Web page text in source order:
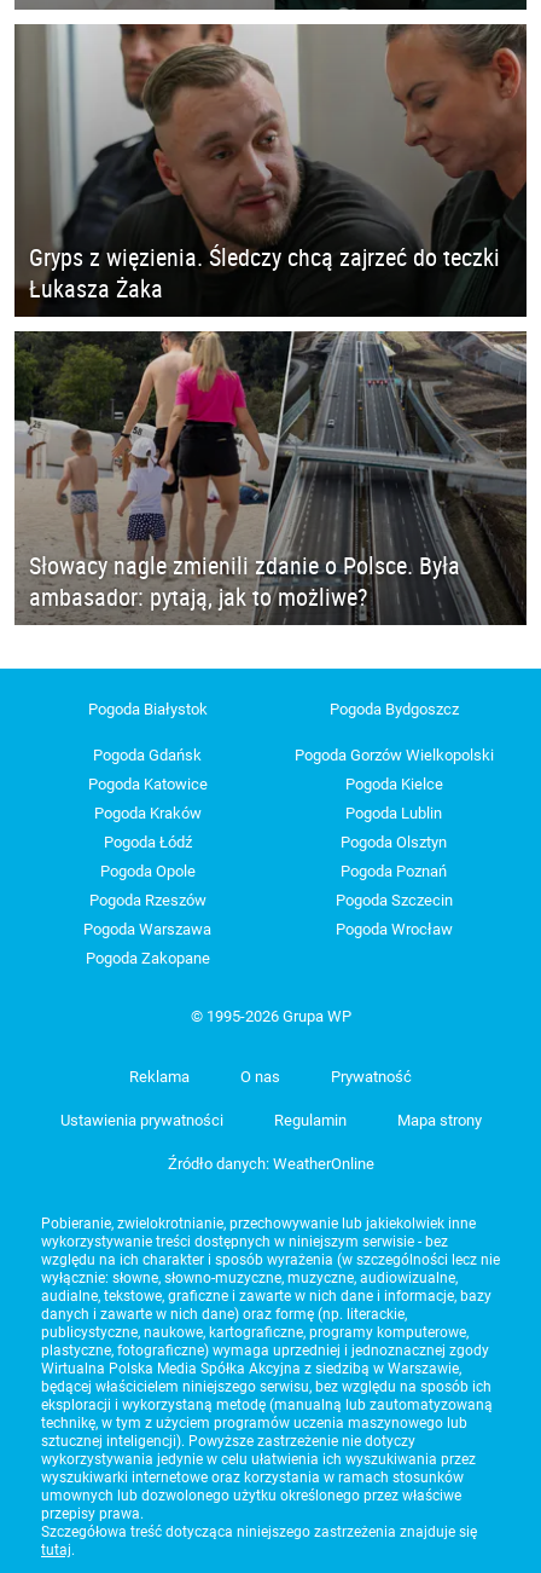
Gryps z więzienia. Śledczy chcą zajrzeć do teczki
Łukasza Żaka
Słowacy nagle zmienili zdanie o Polsce. Była
ambasador: pytają, jak to możliwe?
Pogoda Białystok Pogoda Bydgoszcz
Pogoda Gdańsk
Pogoda Gorzów Wielkopolski
Pogoda Katowice
Pogoda Kielce
Pogoda Kraków
Pogoda Lublin
Pogoda Łódź
Pogoda Olsztyn
Pogoda Opole
Pogoda Poznań
Pogoda Rzeszów
Pogoda Szczecin
Pogoda Warszawa
Pogoda Wrocław
Pogoda Zakopane
© 1995-2026 Grupa WP
Reklama O nas Prywatność
Ustawienia prywatności Regulamin Mapa strony
Źródło danych: WeatherOnline
Pobieranie, zwielokrotnianie, przechowywanie lub jakiekolwiek inne
wykorzystywanie treści dostępnych w niniejszym serwisie - bez
względu na ich charakter i sposób wyrażenia (w szczególności lecz nie
wyłącznie: słowne, słowno-muzyczne, muzyczne, audiowizualne,
audialne, tekstowe, graficzne i zawarte w nich dane i informacje, bazy
danych i zawarte w nich dane) oraz formę (np. literackie,
publicystyczne, naukowe, kartograficzne, programy komputerowe,
plastyczne, fotograficzne) wymaga uprzedniej i jednoznacznej zgody
Wirtualna Polska Media Spółka Akcyjna z siedzibą w Warszawie,
będącej właścicielem niniejszego serwisu, bez względu na sposób ich
eksploracji i wykorzystaną metodę (manualną lub zautomatyzowaną
technikę, w tym z użyciem programów uczenia maszynowego lub
sztucznej inteligencji). Powyższe zastrzeżenie nie dotyczy
wykorzystywania jedynie w celu ułatwienia ich wyszukiwania przez
wyszukiwarki internetowe oraz korzystania w ramach stosunków
umownych lub dozwolonego użytku określonego przez właściwe
przepisy prawa.
Szczegółowa treść dotycząca niniejszego zastrzeżenia znajduje się
tutaj.